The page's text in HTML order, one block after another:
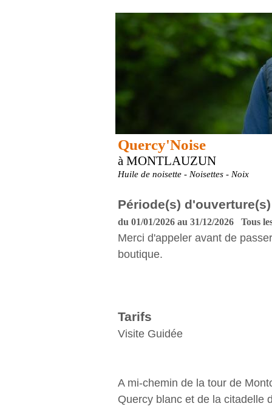
Quercy'Noise
à MONTLAUZUN
Huile de noisette - Noisettes - Noix
Période(s) d'ouverture(s)
du 01/01/2026 au 31/12/2026 Tous
Merci d'appeler avant de
boutique.
Tarifs
Visite Guidée
A mi-chemin de la tour de
Quercy blanc et de la citadelle